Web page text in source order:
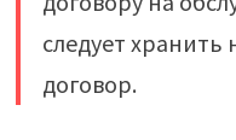
следует
договор.